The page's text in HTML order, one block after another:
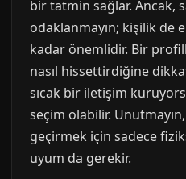
bir tatmin sağlar. Ancak,
odaklanmayın; kişilik de
kadar önemlidir. Bir
nasıl hissettirdiğine
sıcak bir iletişim
seçim olabilir.
geçirmek için sadece
uyum da gerekir.